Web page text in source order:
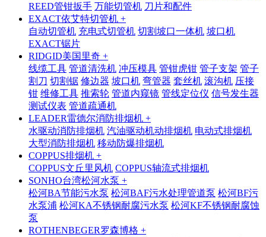
REED管钳扳手 万能切管机 刀片和配件
EXACT依艾特切管机 +
自动切管机 充电式切管机 切割坡口一体机 坡口机
EXACT锯片
RIDGID美国里奇 +
线缆工具 管道清洗机 冲压模具 管钳虎钳 管子支架 管子
割刀 切割锯 修边器 坡口机 弯管器 套丝机 滚沟机 压接
钳 维修工具 推索轮 管道内窥镜 管线定位仪 信号发生器
测试仪表 管道疏通机
LEADER雷德尔消防排烟机 +
水驱动消防排烟机 汽油驱动机动排烟机 电动式排烟机
大型消防排烟机 移动防爆排烟机
COPPUS排烟机 +
COPPUS文丘里风机 COPPUS轴流式排烟机
SONHO台湾松河水泵 +
松河BA节能污水泵 松河BAF污水处理管道泵 松河BF污
水泵浦 松河KA不锈钢耐腐污水泵 松河KF不锈钢耐腐蚀
泵
ROTHENBEGER罗森博格 +